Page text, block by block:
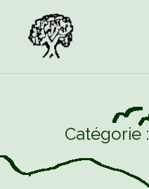
contenu
Catégorie :